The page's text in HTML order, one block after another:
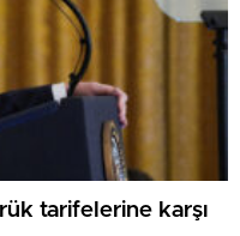
tarifelerine karşı